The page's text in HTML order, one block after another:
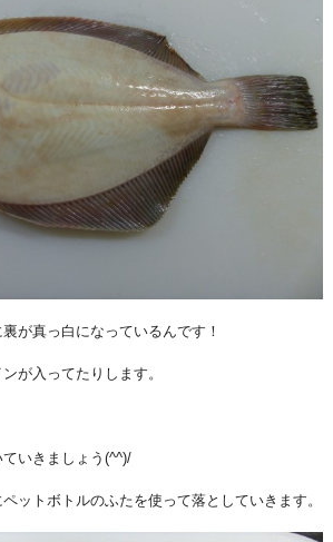
が真っ白になっているんです！
が入ってたりします。
いきましょう(^^)/
ットボトルのふたを使って落としていきます。